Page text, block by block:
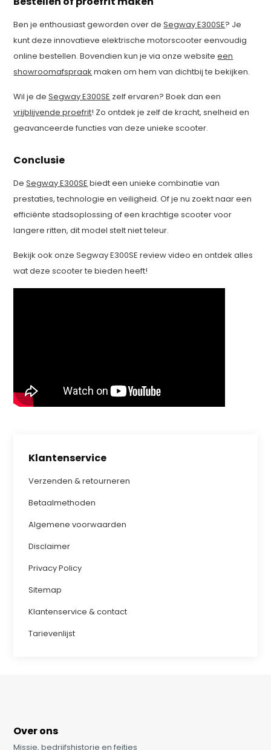
Klantenservice
Verzenden & retourneren
Betaalmethoden
Algemene voorwaarden
Disclaimer
Privacy Policy
Sitemap
Klantenservice & contact
Tarievenlijst
Ben je enthousiast geworden over deSegway E300SE? Je
kunt deze innovatieve elektrische motorscooter eenvoudig
online bestellen. Bovendien kun je via onze websiteeen
showroomafspraak maken om hem van dichtbij te bekijken.
Wil je deSegway E300SE zelf ervaren? Boek dan een
vrijblijvende proefrit! Zo ontdek je zelf de kracht, snelheid en
geavanceerde functies van deze unieke scooter.
Conclusie
DeSegway E300SE biedt een unieke combinatie van
prestaties, technologie en veiligheid. Of je nu zoekt naar een
efficiënte stadsoplossing of een krachtige scooter voor
langere ritten, dit model stelt niet teleur.
Bekijk ook onze Segway E300SE review video en ontdek alles
wat deze scooter te bieden heeft!
Over ons
Missie, bedrijfshistorie en feitjes